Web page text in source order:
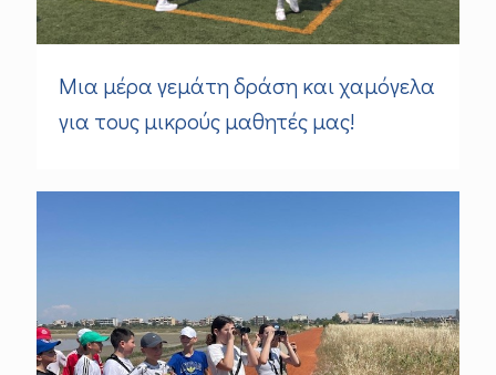
Μια μέρα γεμάτη δράση και χαμόγελα
για τους μικρούς μαθητές μας!